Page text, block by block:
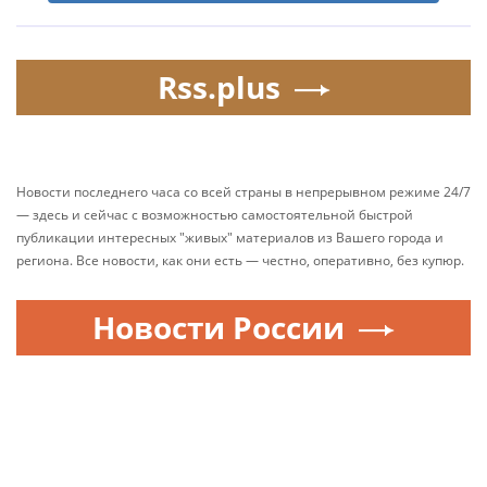
Rss.plus
Новости последнего часа со всей страны в непрерывном режиме 24/7
— здесь и сейчас с возможностью самостоятельной быстрой
публикации интересных "живых" материалов из Вашего города и
региона. Все новости, как они есть — честно, оперативно, без купюр.
Новости России